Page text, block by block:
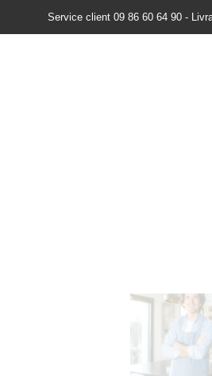
Service client 09 86 60 64 90 -